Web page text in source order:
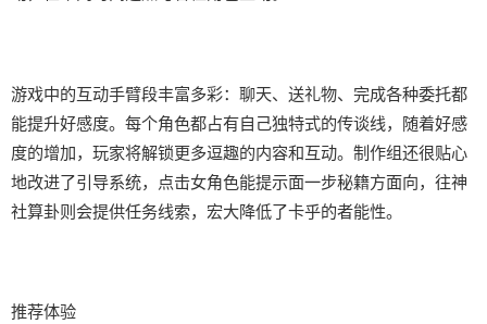
游戏中的​​互动手臂段丰富多彩​​：聊天、送礼物、完成各种委托都
能提升好感度。每个角色都占有自己独特式的传谈线，随着好感
度的增加，玩家将解锁更多逗趣的内容和互动。制作组还很贴心
地改进了引导系统，点击女角色能提示面一步秘籍方面向，往神
社算卦则会提供任务线索，宏大降低了卡乎的者能性。
推荐体验